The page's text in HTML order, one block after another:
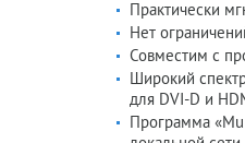
Практически
Нет
Совместим с
Широкий
для DVI-D и
Программа